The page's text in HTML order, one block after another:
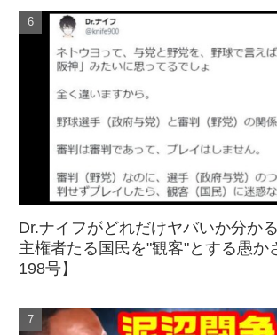
Dr.ナイフがどれだけヤバいか分かる
主権者たる国民を"観客"とする愚か
198号】